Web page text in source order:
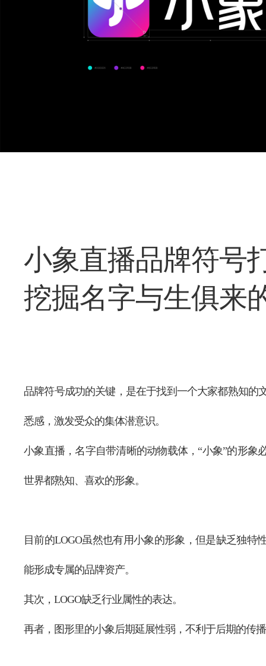
小象直播品牌符号
挖掘名字与生俱来
品牌符号成功的关键，是在于找到一个大家都熟知的
悉感，激发受众的集体潜意识。
小象直播，名字自带清晰的动物载体，“小象”的形象
世界都熟知、喜欢的形象。
目前的LOGO虽然也有用小象的形象，但是缺乏独特
能形成专属的品牌资产。
其次，LOGO缺乏行业属性的表达。
再者，图形里的小象后期延展性弱，不利于后期的传